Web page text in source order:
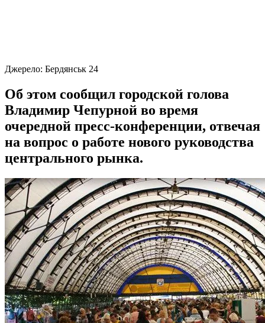
Джерело: Бердянськ 24
Об этом сообщил городской голова
Владимир Чепурной во время
очередной пресс-конференции, отвечая
на вопрос о работе нового руководства
центрального рынка.